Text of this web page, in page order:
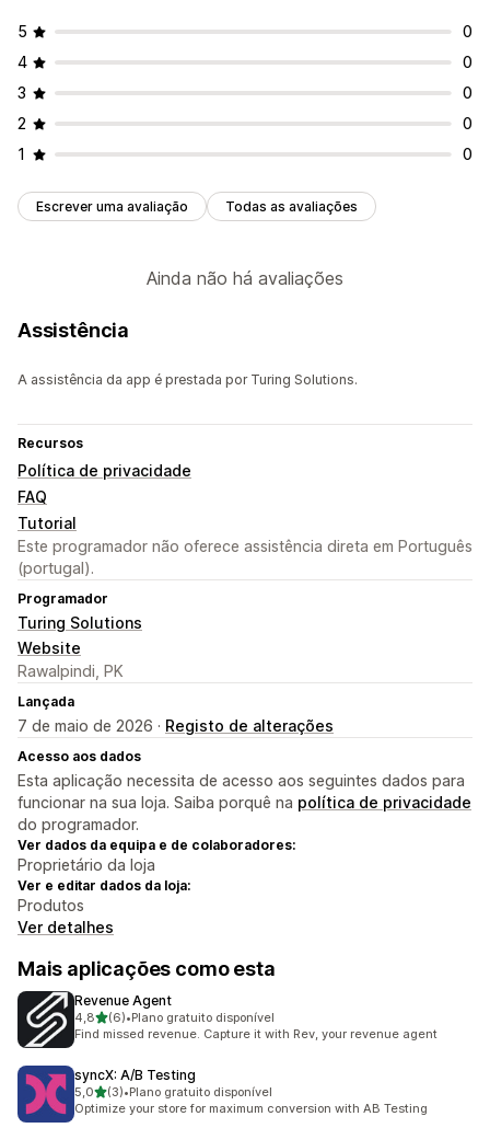
5
0
4
0
3
0
2
0
1
0
Escrever uma avaliação Todas as avaliações
Ainda não há avaliações
Assistência
A assistência da app é prestada por Turing Solutions.
Recursos
Política de privacidade
FAQ
Tutorial
Este programador não oferece assistência direta em Português
(portugal).
Programador
Turing Solutions
Website
Rawalpindi, PK
Lançada
7 de maio de 2026 · Registo de alterações
Acesso aos dados
Esta aplicação necessita de acesso aos seguintes dados para
funcionar na sua loja. Saiba porquê na política de privacidade
do programador.
Ver dados da equipa e de colaboradores:
Proprietário da loja
Ver e editar dados da loja:
Produtos
Ver detalhes
Mais aplicações como esta
Revenue Agent
4,8de 5 estrelas
(6)
6 total de avaliações
•Plano gratuito disponível
Find missed revenue. Capture it with Rev, your revenue agent
syncX: A/B Testing
5,0de 5 estrelas
(3)
3 total de avaliações
•Plano gratuito disponível
Optimize your store for maximum conversion with AB Testing